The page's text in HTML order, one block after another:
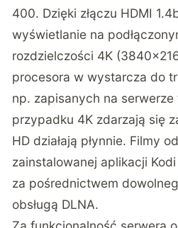
400. Dzięki złączu HDMI
wyświetlanie na
rozdzielczości 4K
procesora w wystarcza do
np. zapisanych na
przypadku 4K zdarzają się
HD działają płynnie. Filmy
zainstalowanej aplikacji
za pośrednictwem
obsługą DLNA.